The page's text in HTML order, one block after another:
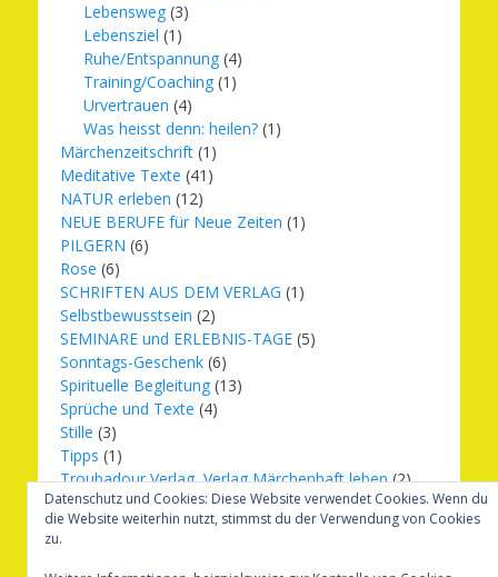
Lebensweg (3)
Lebensziel (1)
Ruhe/Entspannung (4)
Training/Coaching (1)
Urvertrauen (4)
Was heisst denn: heilen? (1)
Märchenzeitschrift (1)
Meditative Texte (41)
NATUR erleben (12)
NEUE BERUFE für Neue Zeiten (1)
PILGERN (6)
Rose (6)
SCHRIFTEN AUS DEM VERLAG (1)
Selbstbewusstsein (2)
SEMINARE und ERLEBNIS-TAGE (5)
Sonntags-Geschenk (6)
Spirituelle Begleitung (13)
Sprüche und Texte (4)
Stille (3)
Tipps (1)
Troubadour Verlag, Verlag Märchenhaft leben(2)
Übungen (1)
Urbilder(20)
Verlag Märchenhaft leben
Weihnachten(16)
Datenschutz und Cookies: Diese Website verwendet Cookies. Wenn du
die Website weiterhin nutzt, stimmst du der Verwendung von Cookies
zu.